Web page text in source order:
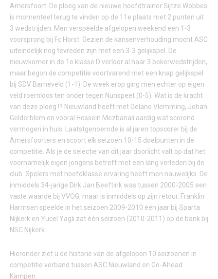
Amersfoort. De ploeg van de nieuwe hoofdtrainer Sijtze Wobbes
is momenteel terug te vinden op de 11e plaats met 2 punten uit
3 wedstrijden. Men verspeelde afgelopen weekend een 1-3
voorsprong bij Fc Horst. Gezien de kansenverhouding mocht ASC
uiteindelijk nog tevreden zijn met een 3-3 gelijkspel. De
nieuwkomer in de 1e klasse D verloor al haar 3 bekerwedstrijden,
maar begon de competitie voortvarend met een knap gelijkspel
bij SDV Barneveld (1-1). De week erop ging men echter op eigen
veld roemloos ten onder tegen Nunspeet (0-5). Wat is de kracht
van deze ploeg !? Nieuwland heeft met Delano Vlemming, Johan
Gelderblom en vooral Hossein Mezbanali aardig wat scorend
vermogen in huis. Laatstgenoemde is al jaren topscorer bij de
Amersfoorters en scoort elk seizoen 10-15 doelpunten in de
competitie. Als je de selectie van dit jaar doorlicht valt op dat het
voornamelijk eigen jongens betreft met een lang verleden bij de
club. Spelers met hoofdklasse ervaring heeft men nauwelijks. De
inmiddels 34-jarige Dirk Jan Beeftink was tussen 2000-2005 een
vaste waarde bij VVOG, maar is inmiddels op zijn retour. Franklin
Harmsen speelde in het seizoen 2009-2010 één jaar bij Sparta
Nijkerk en Yucel Yagli zat één seizoen (2010-2011) op de bank bij
NSC Nijkerk.
Hieronder ziet u de historie van de afgelopen 10 seizoenen in
competitie verband tussen ASC Nieuwland en Go-Ahead
Kampen: